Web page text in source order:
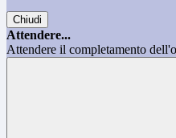
Chiudi
Attendere...
Attendere il completamento